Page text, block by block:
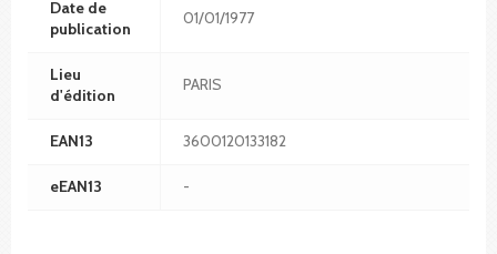
Date de
publication
01/01/1977
Lieu
d'édition
PARIS
EAN13 3600120133182
eEAN13 -